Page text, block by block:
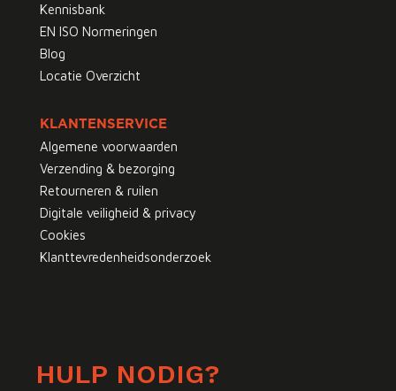
Kennisbank
EN ISO Normeringen
Blog
Locatie Overzicht
KLANTENSERVICE
Algemene voorwaarden
Verzending & bezorging
Retourneren & ruilen
Digitale veiligheid & privacy
Cookies
Klanttevredenheidsonderzoek
HULP NODIG?